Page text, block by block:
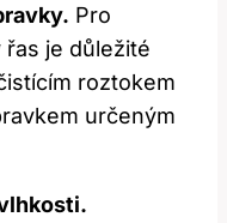
Pro
řas je důležité
roztokem
určeným